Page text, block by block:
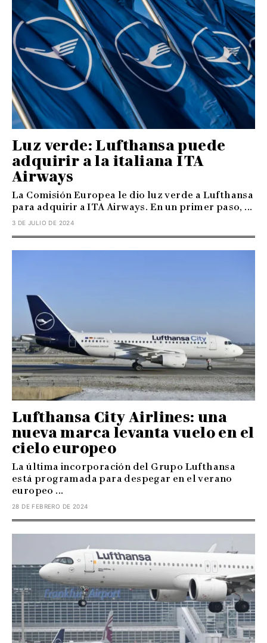
Luz verde: Lufthansa puede
adquirir a la italiana ITA
Airways
La Comisión Europea le dio luz verde a Lufthansa
para adquirir a ITA Airways. En un primer paso, ...
3 DE JULIO DE 2024
Lufthansa City Airlines: una
nueva marca levanta vuelo en el
cielo europeo
La última incorporación del Grupo Lufthansa
está programada para despegar en el verano
europeo ...
28 DE FEBRERO DE 2024